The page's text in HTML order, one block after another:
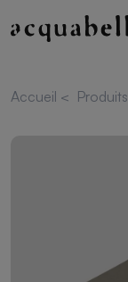
Accueil < Produits